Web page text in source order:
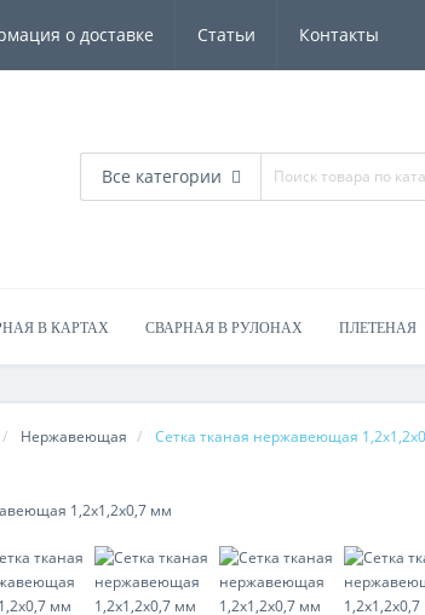
о доставке Статьи Контакты
Все категории
В КАРТАХ СВАРНАЯ В РУЛОНАХ ПЛЕТЕНАЯ
Нержавеющая Сетка тканая нержавеющая